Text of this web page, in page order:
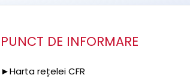
PUNCT DE INFORMARE
►Harta rețelei CFR